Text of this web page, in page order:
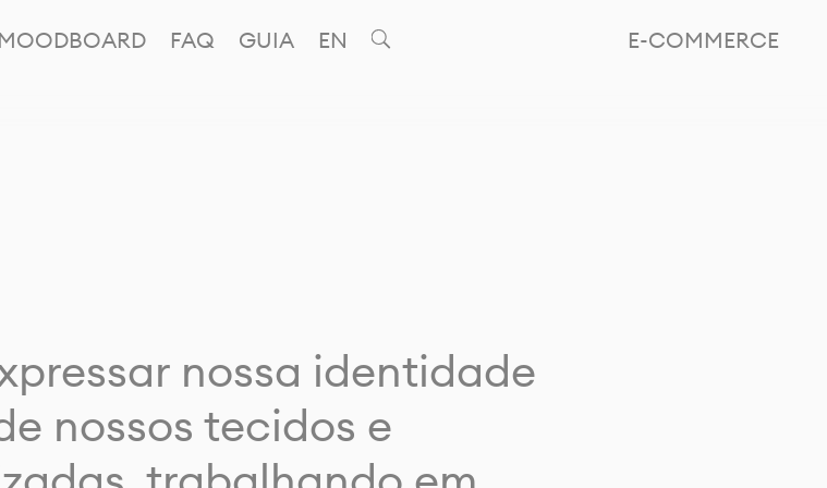
E-COMMERCE
MOODBOARD FAQ GUIA EN
nossa identidade
nossos tecidos e